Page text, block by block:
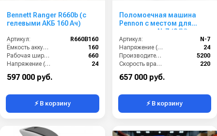
Bennett Ranger R660b (с
гелевыми АКБ 160 Ач)
Артикул:
R660B160
Ёмкость аккумулятора (Ач):
160
Рабочая ширина (мм):
660
Напряжение (В):
24
Производительность по площади (м2/ч):
597 000 руб.
⚡ В корзину
Поломоечная машина
Pennon с местом для
оператора N-7 (24V)
Артикул:
N-7
Напряжение (В):
24
Производительность по площади (м2/ч):
5200
Скорость вращения щётки (об/мин):
220
Габариты (ДхШхВ):
657 000 руб.
⚡ В корзину